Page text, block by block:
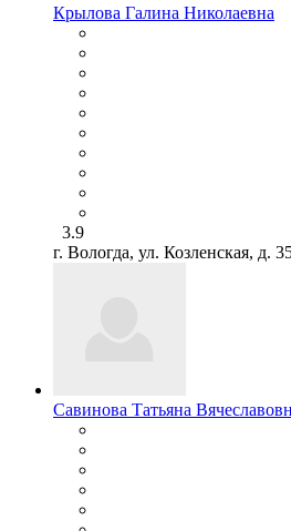
Крылова Галина Николаевна
3.9
г. Вологда, ул. Козленская, д.
Савинова Татьяна